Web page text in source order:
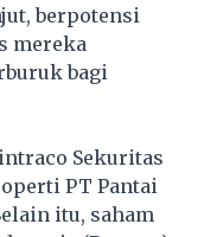
berpotensi
mereka
bagi
Sekuritas
PT Pantai
itu, saham